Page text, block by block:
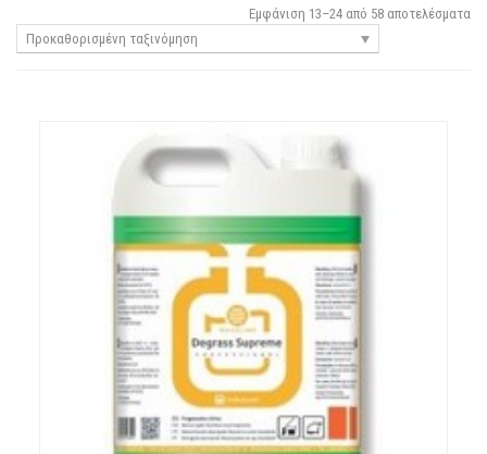
Εμφάνιση 13–24 από 58 αποτελέσματα
Προκαθορισμένη ταξινόμηση